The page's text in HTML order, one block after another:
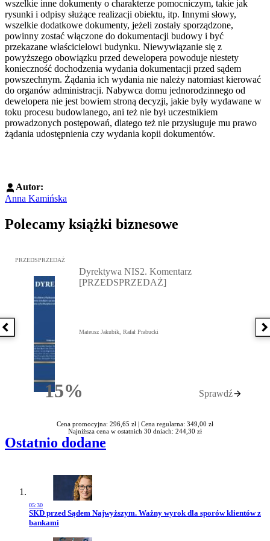
wszelkie inne dokumenty o charakterze pomocniczym, takie jak
rysunki i odpisy służące realizacji obiektu, itp. Innymi słowy,
wszelkie dodatkowe dokumenty, jeżeli zostały sporządzone,
powinny zostać włączone do dokumentacji budowy i być
przekazane właścicielowi budynku. Niewywiązanie się z
powyższego obowiązku przed dewelopera powoduje niestety
konieczność dochodzenia wydania dokumentacji przed sądem
powszechnym. Żądania ich wydania nie należy natomiast kierować
do organów administracji. Nabywca domu jednorodzinnego od
dewelopera nie jest bowiem stroną decyzji, jakie były wydawane w
toku procesu budowlanego, ani też nie był uczestnikiem
prowadzonych postępowań, dlatego też nie przysługuje mu prawo
żądania udostępnienia czy wydania kopii dokumentów.
Autor:
Anna Kamińska
Polecamy książki biznesowe
Poprzednia książka
Przejdź do: Dyrektywa NIS2. Komentarz [PRZEDSPRZEDAŻ],
PRZEDSPRZEDAŻ
15%Rabatu
Dyrektywa NIS2. Komentarz
[PRZEDSPRZEDAŻ]
Mateusz Jakubik, Rafał Prabucki
Sprawdź
Cena promocyjna: 296,65 zł | Cena regularna: 349,00 zł
Najniższa cena w ostatnich 30 dniach: 244,30 zł
Ostatnio dodane
05:30
Przejdź do artykułu:
SKD przed Sądem Najwyższym. Ważny wyrok dla sporów klientów z
bankami